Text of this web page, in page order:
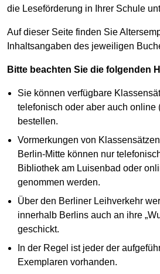
die Leseförderung in Ihrer Schule
Auf dieser Seite finden Sie
Inhaltsangaben des jeweiligen
Bitte beachten Sie die folgenden
Sie können verfügbare
telefonisch oder aber auch online
bestellen.
Vormerkungen von
Berlin-Mitte können nur
Bibliothek am Luisenbad oder
genommen werden.
Über den Berliner Leihverkehr
innerhalb Berlins auch an ihre
geschickt.
In der Regel ist jeder der
Exemplaren vorhanden.